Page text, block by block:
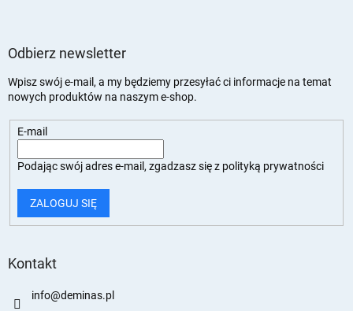
Odbierz newsletter
Wpisz swój e-mail, a my będziemy przesyłać ci informacje na temat
nowych produktów na naszym e-shop.
E-mail
Podając swój adres e-mail, zgadzasz się z polityką prywatności
ZALOGUJ SIĘ
Kontakt
info@deminas.pl